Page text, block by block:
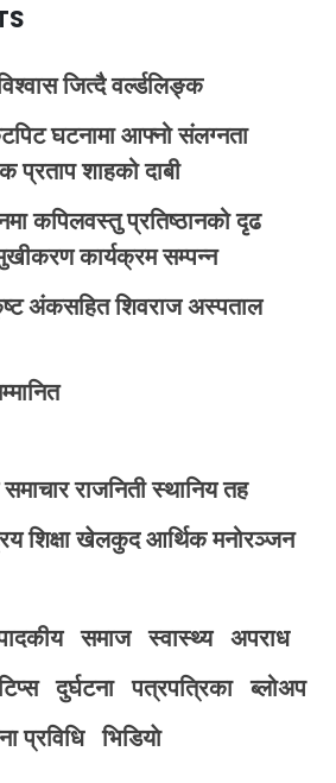
जित्दै वर्ल्डलिङ्क
घटनामा आफ्नो संलग्नता
शाहको दाबी
कपिलवस्तु प्रतिष्ठानको दृढ
कार्यक्रम सम्पन्न
अंकसहित शिवराज अस्पताल
राजनिती स्थानिय तह
शिक्षा खेलकुद आर्थिक मनोरञ्जन
समाज स्वास्थ्य
अपराध
दुर्घटना पत्रपत्रिका
ब्लोअप
प्रविधि भिडियाे